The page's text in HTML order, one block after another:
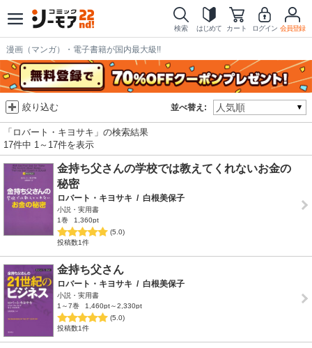
検索 はじめて カート ログイン 会員登録
漫画（マンガ）・電子書籍が国内最大級!!
並べ替え:
絞り込む
「ロバート・キヨサキ」の検索結果
17件中 1～17件を表示
金持ち父さんの学校では教えてくれないお金の
秘密
ロバート・キヨサキ / 白根美保子
小説・実用書
1巻
1,360pt
(5.0)
投稿数1件
金持ち父さん
ロバート・キヨサキ / 白根美保子
小説・実用書
1～7巻
1,460pt～2,330pt
(5.0)
投稿数1件